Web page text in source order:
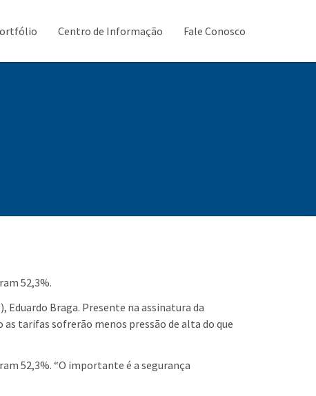
Centro de Informação Fale Conosco
52,3%.
Eduardo Braga. Presente na assinatura da
tarifas sofrerão menos pressão de alta do que
52,3%. “O importante é a segurança